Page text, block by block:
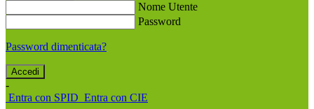
Nome Utente
Password
Password dimenticata?
-
Entra con SPID Entra con CIE